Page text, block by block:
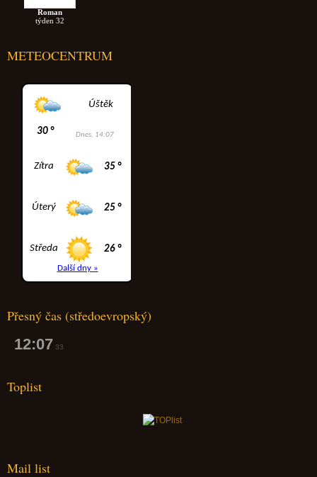
Roman
týden 32
METEOCENTRUM
Přesný čas (středoevropský)
12:07 34
Toplist
Mail list